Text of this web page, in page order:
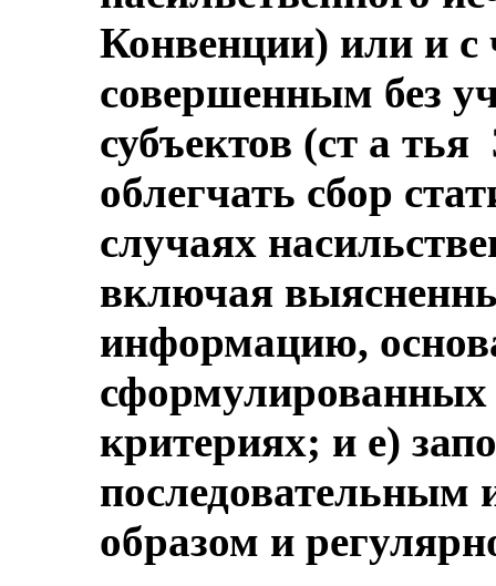
Конвенции) или и с
совершенным без
субъектов (ст а
облегчать сбор
случаях
включая
информацию,
сформулированных
критериях; и е)
образом и